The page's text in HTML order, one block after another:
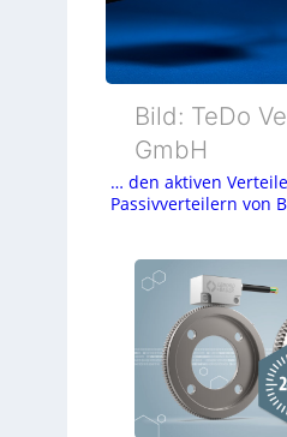
Bild: TeDo
GmbH
… den aktiven
Passivverteilern von